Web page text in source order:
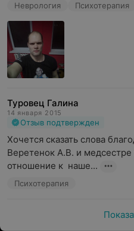
Неврология Психотерапия
Туровец Галина
14 января 2015
Отзыв подтвержден
Хочется сказать слова
Веретенок А.В. и
отношение к  наше...
Психотерапия